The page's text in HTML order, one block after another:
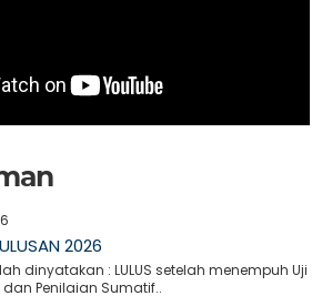
2026
dinyatakan : LULUS setelah menempuh Uji
Penilaian Sumatif..